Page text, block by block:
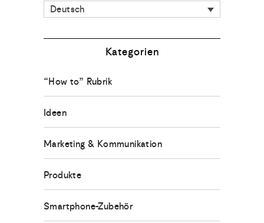
Deutsch
Kategorien
“How to” Rubrik
Ideen
Marketing & Kommunikation
Produkte
Smartphone-Zubehör